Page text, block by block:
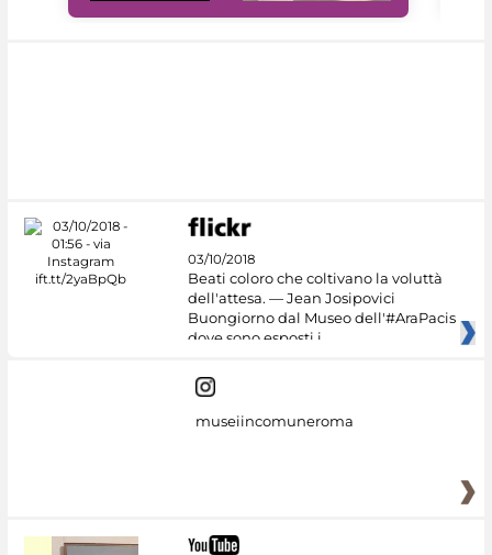
03/10/2018
Beati coloro che coltivano la voluttà
dell'attesa. — Jean Josipovici
Buongiorno dal Museo dell'#AraPacis
dove sono esposti i
museiincomuneroma